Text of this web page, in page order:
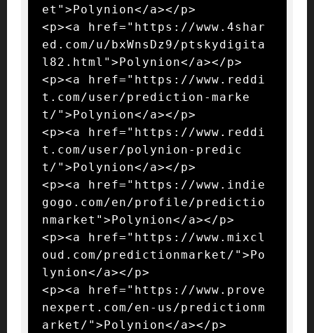
et">Polynion</a></p>
<p><a href="https://www.4shar
ed.com/u/bxWnsDz9/ptskydigita
l82.html">Polynion</a></p>
<p><a href="https://www.reddi
t.com/user/prediction-marke
t/">Polynion</a></p>
<p><a href="https://www.reddi
t.com/user/polynion-predic
t/">Polynion</a></p>
<p><a href="https://www.indie
gogo.com/en/profile/predictio
nmarket">Polynion</a></p>
<p><a href="https://www.mixcl
oud.com/predictionmarket/">Po
lynion</a></p>
<p><a href="https://www.prove
nexpert.com/en-us/predictionm
arket/">Polynion</a></p>